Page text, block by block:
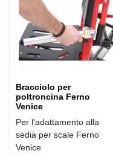
Bracciolo per
poltroncina Ferno
Venice
Per l'adattamento alla
sedia per scale Ferno
Venice